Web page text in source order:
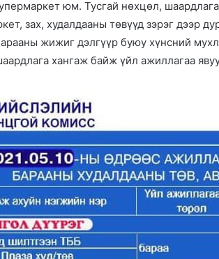
юм. Тусгай нөхцөл,
зах, худалдааны төвүүд зэрэг дээр
жижиг дэлгүүр буюу хүнсний
хангаж байж үйл ажиллагаа